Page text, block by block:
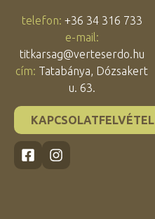
telefon: +36 34 316 733
e-mail:
titkarsag@verteserdo.hu
cím: Tatabánya, Dózsakert
u. 63.
KAPCSOLATFELVÉTEL